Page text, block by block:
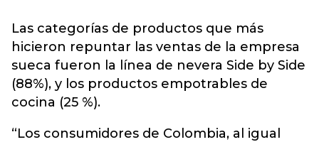
Las categorías de productos que más
hicieron repuntar las ventas de la empresa
sueca fueron la línea de nevera Side by Side
(88%), y los productos empotrables de
cocina (25 %).
“Los consumidores de Colombia, al igual